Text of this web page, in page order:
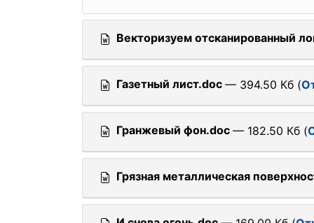
Векторизуем отсканированный
Газетный лист.doc — 394.50 Кб (
Гранжевый фон.doc — 182.50 Кб (
Грязная металлическая